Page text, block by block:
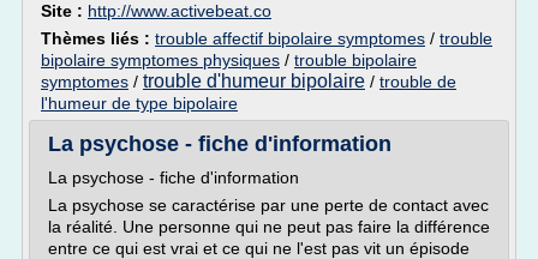
Site : http://www.activebeat.co
Thèmes liés : trouble affectif bipolaire symptomes / trouble
bipolaire symptomes physiques / trouble bipolaire
symptomes / trouble d'humeur bipolaire / trouble de
l'humeur de type bipolaire
La psychose - fiche d'information
La psychose - fiche d'information
La psychose se caractérise par une perte de contact avec
la réalité. Une personne qui ne peut pas faire la différence
entre ce qui est vrai et ce qui ne l'est pas vit un épisode